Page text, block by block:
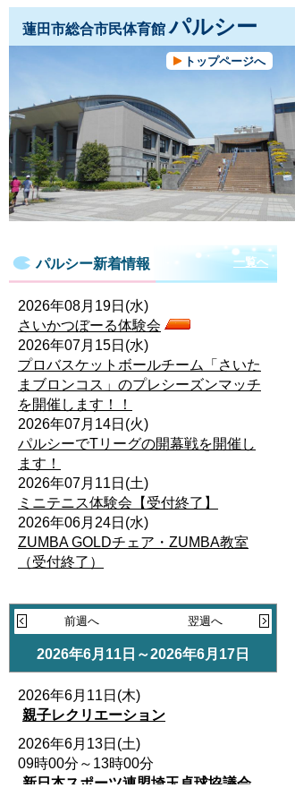
蓮田市総合市民体育館パルシー
トップページへ
パルシー新着情報 一覧へ
2026年08月19日(水)
さいかつぼーる体験会
2026年07月15日(水)
プロバスケットボールチーム「さいた
まブロンコス」のプレシーズンマッチ
を開催します！！
2026年07月14日(火)
パルシーでTリーグの開幕戦を開催し
ます！
2026年07月11日(土)
ミニテニス体験会【受付終了】
2026年06月24日(水)
ZUMBA GOLDチェア・ZUMBA教室
（受付終了）
2026年6月11日～2026年6月17日
翌週へ
前週へ
2026年6月11日(木)
親子レクリエーション
2026年6月13日(土)
09時00分～13時00分
新日本スポーツ連盟埼玉卓球協議会